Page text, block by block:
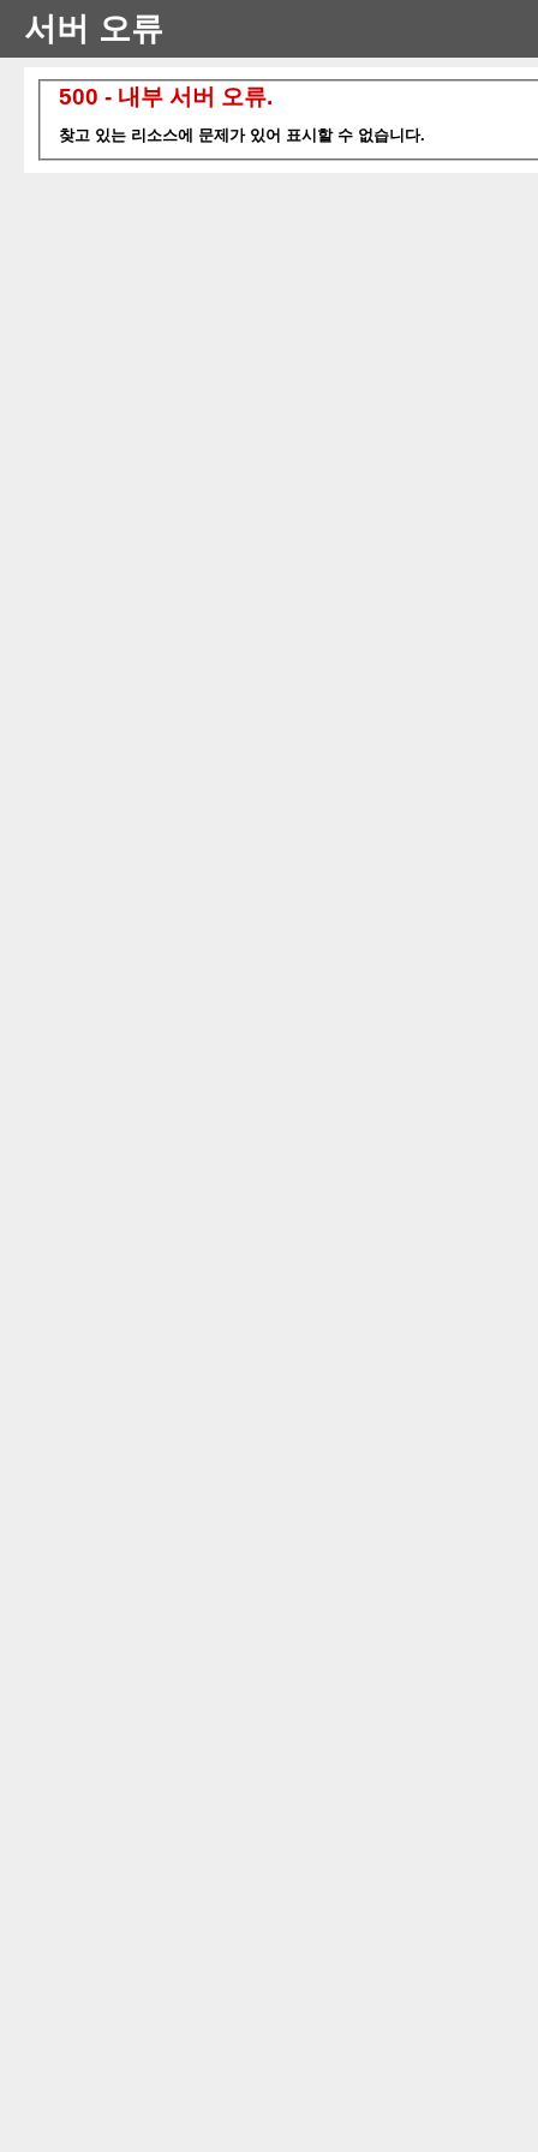
서버 오류
500 - 내부 서버 오류.
찾고 있는 리소스에 문제가 있어 표시할 수 없습니다.